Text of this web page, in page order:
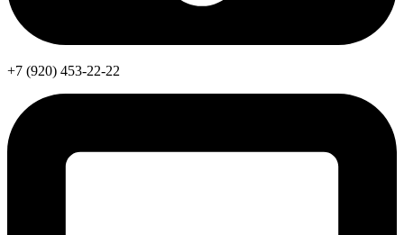
+7 (920) 453-22-22